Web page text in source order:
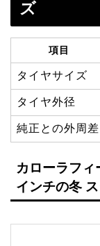
ズ
項目
タイヤサイズ
タイヤ外径
純正との外周差
カローラフ
インチの冬